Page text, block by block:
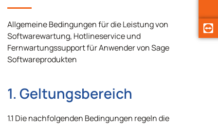
Allgemeine Bedingungen für die Leistung von
Softwarewartung, Hotlineservice und
Fernwartungssupport für Anwender von Sage
Softwareprodukten
1. Geltungsbereich
1.1 Die nachfolgenden Bedingungen regeln die